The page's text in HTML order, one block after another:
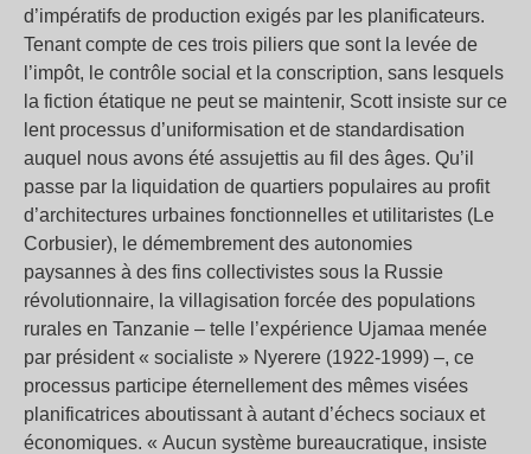
d’impératifs de production exigés par les planificateurs.
Tenant compte de ces trois piliers que sont la levée de
l’impôt, le contrôle social et la conscription, sans lesquels
la fiction étatique ne peut se maintenir, Scott insiste sur ce
lent processus d’uniformisation et de standardisation
auquel nous avons été assujettis au fil des âges. Qu’il
passe par la liquidation de quartiers populaires au profit
d’architectures urbaines fonctionnelles et utilitaristes (Le
Corbusier), le démembrement des autonomies
paysannes à des fins collectivistes sous la Russie
révolutionnaire, la villagisation forcée des populations
rurales en Tanzanie – telle l’expérience Ujamaa menée
par président « socialiste » Nyerere (1922-1999) –, ce
processus participe éternellement des mêmes visées
planificatrices aboutissant à autant d’échecs sociaux et
économiques. « Aucun système bureaucratique, insiste